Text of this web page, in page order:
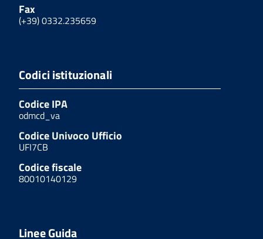
Fax
(+39) 0332.235659
Codici istituzionali
Codice IPA
odmcd_va
Codice Univoco Ufficio
UFI7CB
Codice fiscale
80010140129
Linee Guida